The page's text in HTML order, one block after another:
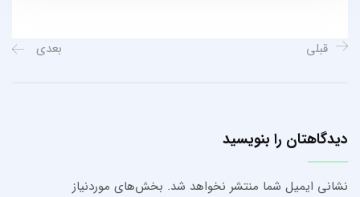
قبلی بعدی
دیدگاهتان را بنویسید
نشانی ایمیل شما منتشر نخواهد شد. بخش‌های موردنیاز